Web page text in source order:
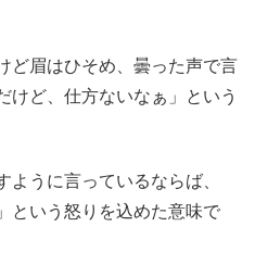
ど眉はひそめ、曇った声で言
けど、仕方ないなぁ」という
ように言っているならば、
という怒りを込めた意味で